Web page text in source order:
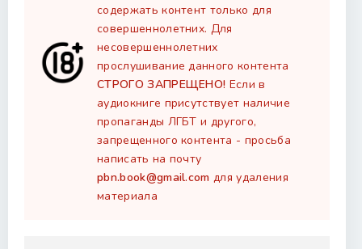
содержать контент только для
совершеннолетних. Для
несовершеннолетних
прослушивание данного контента
СТРОГО ЗАПРЕЩЕНО! Если в
аудиокниге присутствует наличие
пропаганды ЛГБТ и другого,
запрещенного контента - просьба
написать на почту
pbn.book@gmail.com для удаления
материала